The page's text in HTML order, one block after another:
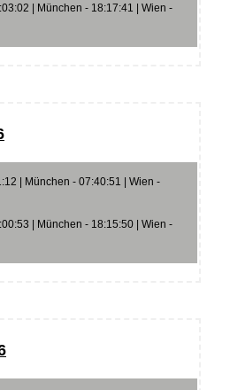
| München - 18:17:41 | Wien -
| München - 07:40:51 | Wien -
| München - 18:15:50 | Wien -